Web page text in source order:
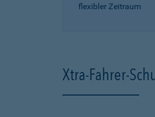
flexibler Zeitraum
Xtra-Fahrer-